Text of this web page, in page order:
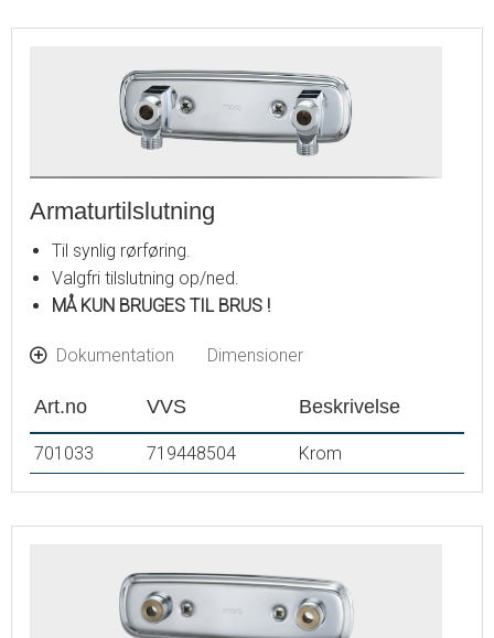
Armaturtilslutning
Til synlig rørføring.
Valgfri tilslutning op/ned.
MÅ KUN BRUGES TIL BRUS !
Dokumentation Dimensioner
Art.no VVS Beskrivelse
701033 719448504 Krom